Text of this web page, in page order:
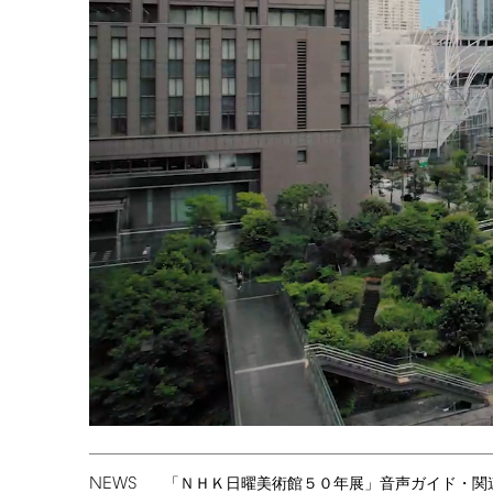
NEWS 「ＮＨＫ日曜美術館５０年展」音声ガイド・